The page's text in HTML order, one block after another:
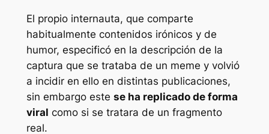
El propio internauta, que comparte
habitualmente contenidos irónicos y de
humor, especificó en la descripción de la
captura que se trataba de un meme y volvió
a incidir en ello en distintas publicaciones,
sin embargo este se ha replicado de forma
viral como si se tratara de un fragmento
real.